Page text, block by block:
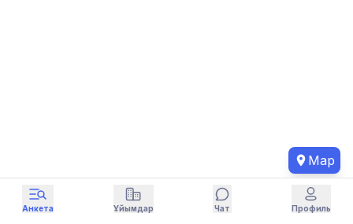
Map
Анкета Ұйымдар Чат Профиль